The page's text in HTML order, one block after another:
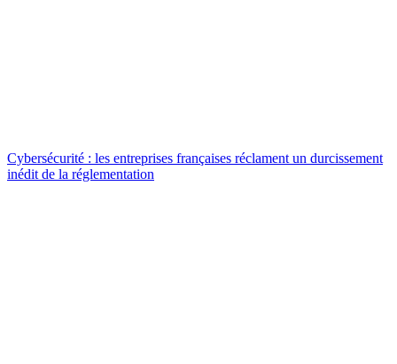
Cybersécurité : les entreprises françaises réclament un durcissement
inédit de la réglementation